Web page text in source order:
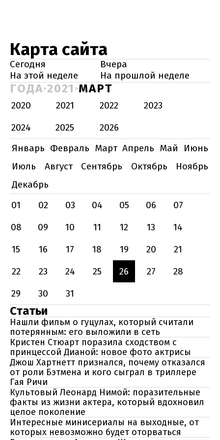
Карта сайта
Сегодня
Вчера
На этой неделе
На прошлой неделе
ГОДА 2021 МАРТ
2020 2021 2022
2023
2024
2025
2026
Январь Февраль Март Апрель Май
Июнь
Июль
Август Сентябрь Октябрь
Ноябрь
Декабрь
01
02 03 04 05 06
07
08
09 10 11 12 13
14
15
16 17 18 19 20
21
22
23 24 25 26 27
28
29
30 31
Статьи
Нашли фильм о гуцулах, который считали
потерянным: его выложили в сеть
Кристен Стюарт поразила сходством с
принцессой Дианой: новое фото актрисы
Джош Хартнетт признался, почему отказался
от роли Бэтмена и кого сыграл в триллере
Гая Ричи
Культовый Леонард Нимой: поразительные
факты из жизни актера, который вдохновил
целое поколение
Интересные минисериалы на выходные, от
которых невозможно будет оторваться